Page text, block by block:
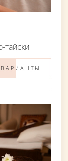
тайски
ВАРИАНТЫ